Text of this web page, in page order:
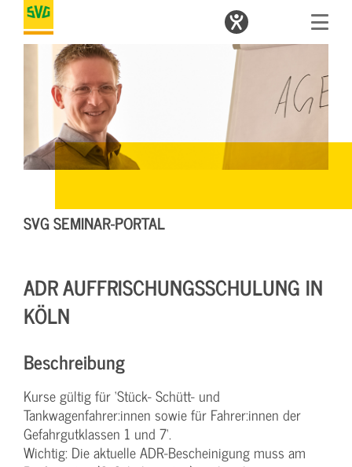
SVG SEMINAR-PORTAL
ADR AUFFRISCHUNGSSCHULUNG IN
KÖLN
Beschreibung
Kurse gültig für ‘Stück- Schütt- und
Tankwagenfahrer:innen sowie für Fahrer:innen der
Gefahrgutklassen 1 und 7‘.
Wichtig: Die aktuelle ADR-Bescheinigung muss am